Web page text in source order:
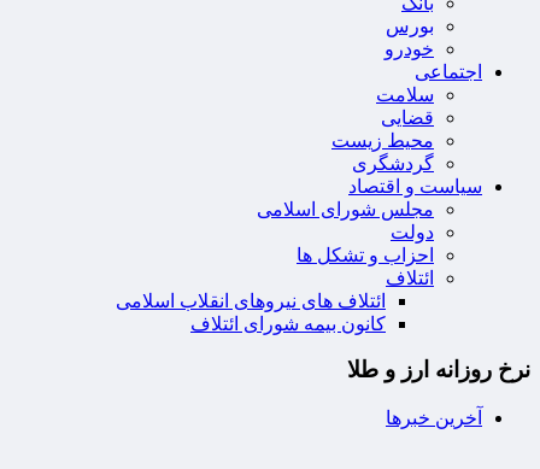
بورس
خودرو
اجتماعی
سلامت
قضایی
محیط زیست
گردشگری
سیاست و اقتصاد
مجلس شورای اسلامی
دولت
احزاب و تشکل ها
ائتلاف
ائتلاف های نیروهای انقلاب اسلامی
کانون بیمه شورای ائتلاف
نرخ روزانه ارز و طلا
آخرین خبرها